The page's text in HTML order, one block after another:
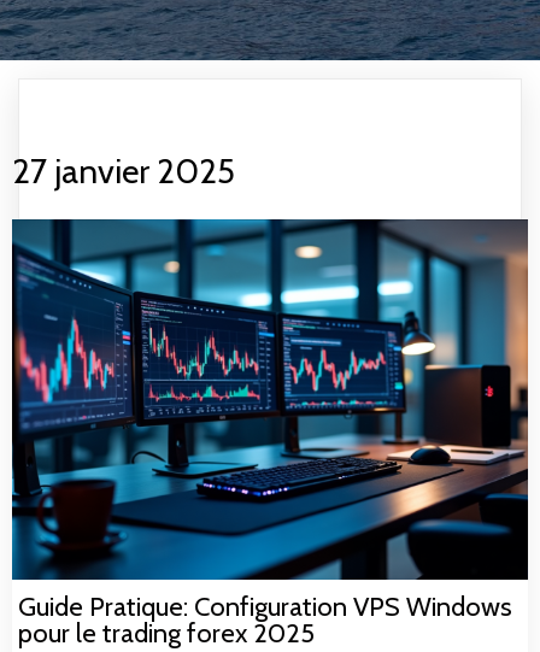
27 janvier 2025
Guide Pratique: Configuration VPS Windows
pour le trading forex 2025